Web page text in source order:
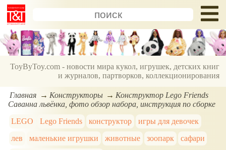
ToyByToy.com - новости мира кукол, игрушек, детских книг
и журналов, партворков, коллекционирования
Главная Конструкторы
Конструктор Lego Friends
Саванна львёнка, фото обзор набора, инструкция по сборке
LEGO
Lego Friends конструктор
игры для девочек
лев
маленькие игрушки животные зоопарк
сафари